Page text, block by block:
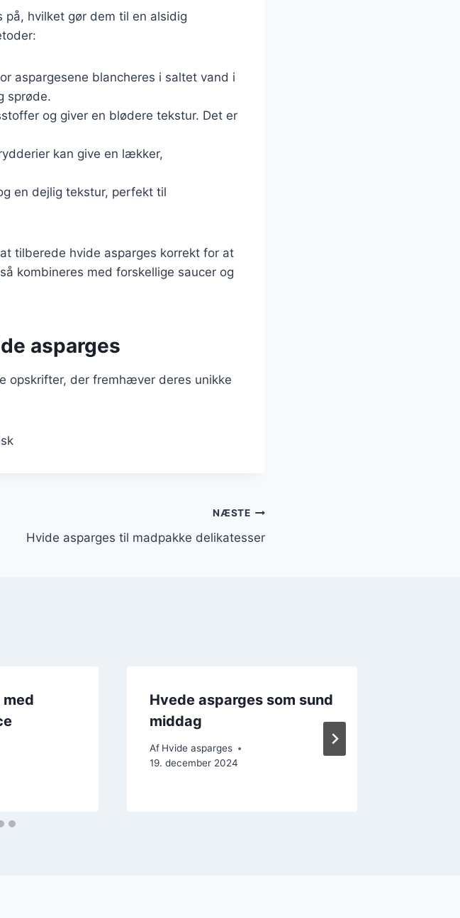
hvilket gør dem til en alsidig
aspargesene blancheres i saltet vand i
sprøde.
og giver en blødere tekstur. Det er
kan give en lækker,
en dejlig tekstur, perfekt til
tilberede hvide asparges korrekt for at
kombineres med forskellige saucer og
asparges
opskrifter, der fremhæver deres unikke
NÆSTE
Hvide asparges til madpakke delikatesser
Hvede asparges som sund
middag
Af Hvide asparges
19. december 2024